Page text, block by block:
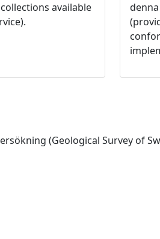
available
(Geological Survey of